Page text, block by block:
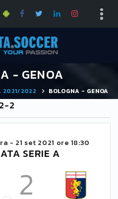
- GENOA
2021/2022 BOLOGNA - GENOA
2
- 21 set 2021 ore 18:30
SERIE A
2